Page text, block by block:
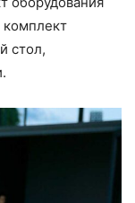
комплект
стол,